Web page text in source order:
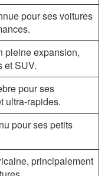
pour ses voitures
pleine expansion,
et SUV.
pour ses
ultra-rapides.
pour ses petits
principalement